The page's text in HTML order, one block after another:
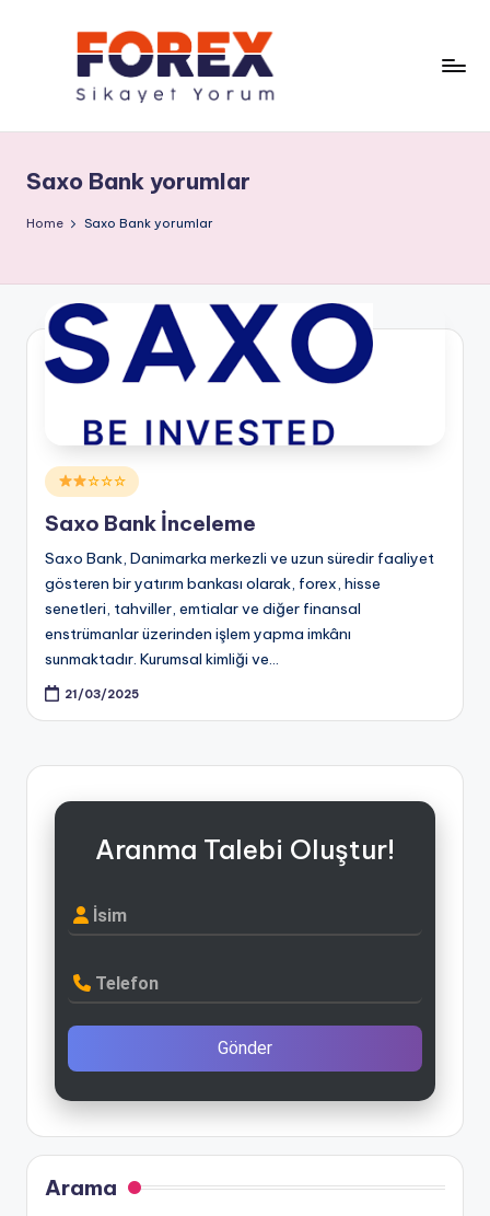
Saxo Bank yorumlar
Home Saxo Bank yorumlar
Posted
in
☆☆☆
Saxo Bank İnceleme
Saxo Bank, Danimarka merkezli ve uzun süredir faaliyet
gösteren bir yatırım bankası olarak, forex, hisse
senetleri, tahviller, emtialar ve diğer finansal
enstrümanlar üzerinden işlem yapma imkânı
sunmaktadır. Kurumsal kimliği ve…
21/03/2025
Aranma Talebi Oluştur!
İsim
Telefon
Gönder
Arama